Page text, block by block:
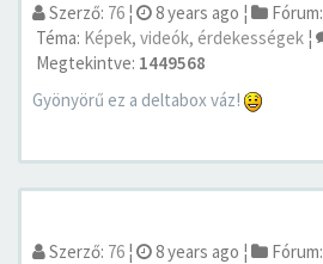
Szerző: 76 ¦ 8 years ago ¦ Fórum:
Téma: Képek, videók, érdekességek ¦
Megtekintve: 1449568
Gyönyörű ez a deltabox váz!
Szerző: 76 ¦ 8 years ago ¦ Fórum: